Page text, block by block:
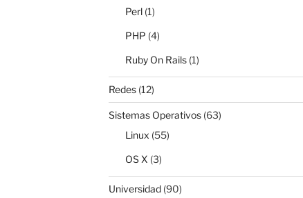
Perl(1)
PHP (4)
Ruby On Rails(1)
Redes(12)
Sistemas Operativos(63)
Linux (55)
OS X (3)
Universidad(90)